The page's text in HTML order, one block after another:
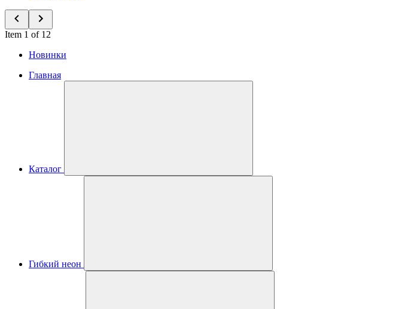
Item 1 of 12
Новинки
Главная
Каталог
Гибкий неон